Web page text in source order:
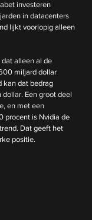
investeren
in datacenters
lijkt voorlopig alleen
alleen al de
miljard dollar
kan dat bedrag
Een groot deel
en met een
procent is Nvidia de
Dat geeft het
positie.